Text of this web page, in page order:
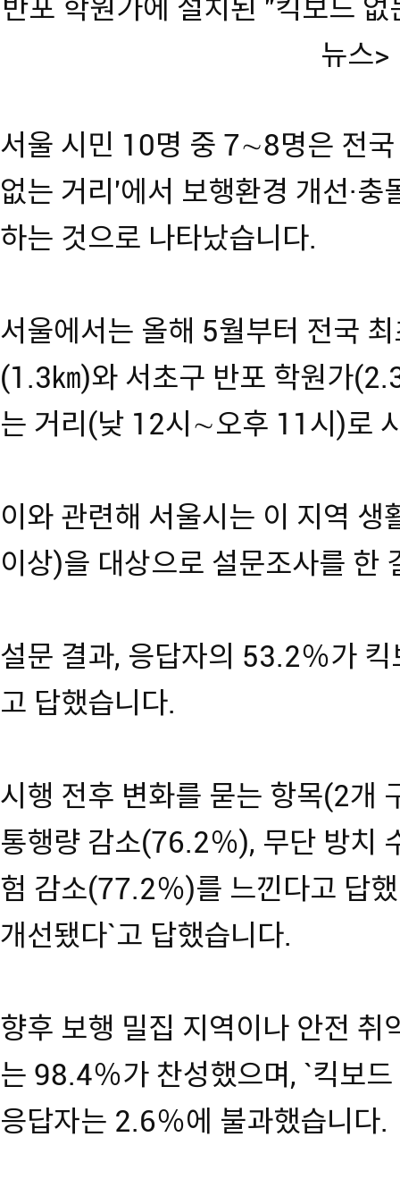
반포 학원가에 설치된 ''킥보드
뉴스
서울 시민 10명 중 7∼8명은 전
없는 거리'에서 보행환경 개선·
하는 것으로 나타났습니다.
서울에서는 올해 5월부터 전국
(1.3㎞)와 서초구 반포 학원가
는 거리(낮 12시∼오후 11시)로
이와 관련해 서울시는 이 지역
이상)을 대상으로 설문조사를 한
설문 결과, 응답자의 53.2％가
고 답했습니다.
시행 전후 변화를 묻는 항목(2개
통행량 감소(76.2％), 무단 방치
험 감소(77.2％)를 느낀다고 답
개선됐다`고 답했습니다.
향후 보행 밀집 지역이나 안전 취
는 98.4％가 찬성했으며, `킥보
응답자는 2.6％에 불과했습니다.